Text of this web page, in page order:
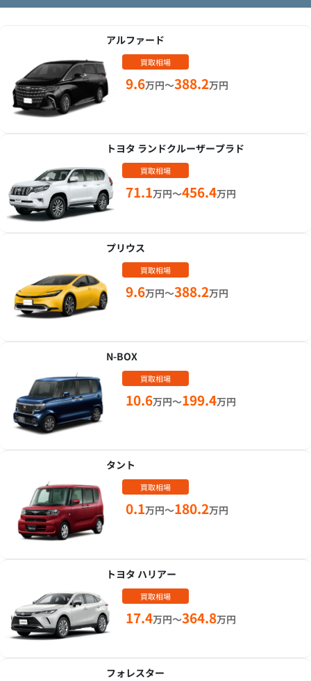
アルファード
買取相場
9.6万円～388.2万円
トヨタ ランドクルーザープラド
買取相場
71.1万円～456.4万円
プリウス
買取相場
9.6万円～388.2万円
N-BOX
買取相場
10.6万円～199.4万円
タント
買取相場
0.1万円～180.2万円
トヨタ ハリアー
買取相場
17.4万円～364.8万円
フォレスター